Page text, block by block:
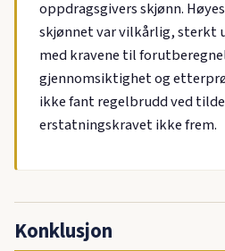
oppdragsgivers skjønn.
skjønnet var vilkårlig, sterkt
med kravene til
gjennomsiktighet og
ikke fant regelbrudd ved
erstatningskravet ikke frem.
Konklusjon